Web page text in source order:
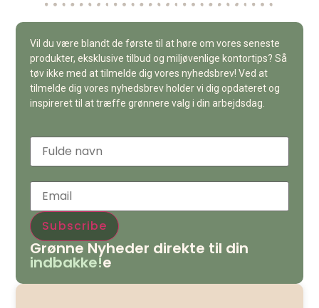
Vil du være blandt de første til at høre om vores seneste
produkter, eksklusive tilbud og miljøvenlige kontortips? Så
tøv ikke med at tilmelde dig vores nyhedsbrev! Ved at
tilmelde dig vores nyhedsbrev holder vi dig opdateret og
inspireret til at træffe grønnere valg i din arbejdsdag.
Grønne Nyheder direkte til din
indbakke!e